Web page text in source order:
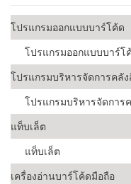
โปรแกรมออกแบบบาร์โค้ด
โปรแกรมออกแบบบาร์โ
โปรแกรมบริหารจัดการคลั
โปรแกรมบริหารจัดการ
แท็บเล็ต
แท็บเล็ต
เครื่องอ่านบาร์โค้ดมือถือ